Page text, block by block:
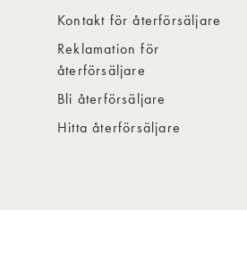
Kontakt för återförsäljare
Reklamation för
återförsäljare
Bli återförsäljare
Hitta återförsäljare